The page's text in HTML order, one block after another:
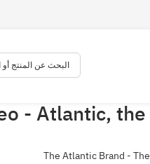
البحث عن المنتج أو
- Atlantic,
The Atlantic Brand -